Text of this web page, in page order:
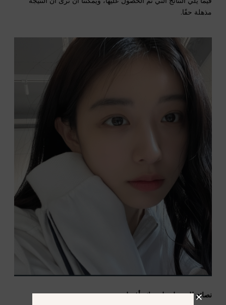
مذهلة حقًا.
نصائح للحصول على نتائج أفضل: